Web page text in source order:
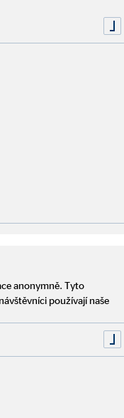
či výhrady ke
služby vaším
můžete se na nás
řádu.
anonymně. Tyto
používají naše